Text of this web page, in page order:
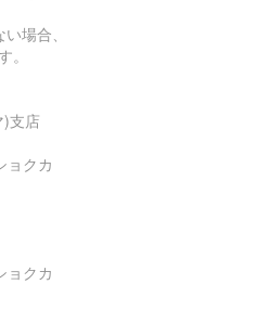
場合、
。
)支店
ョクカ
ョクカ